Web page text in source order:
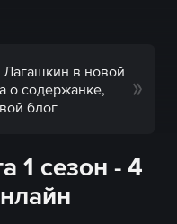
в новой
о содержанке,
блог
1 сезон - 4